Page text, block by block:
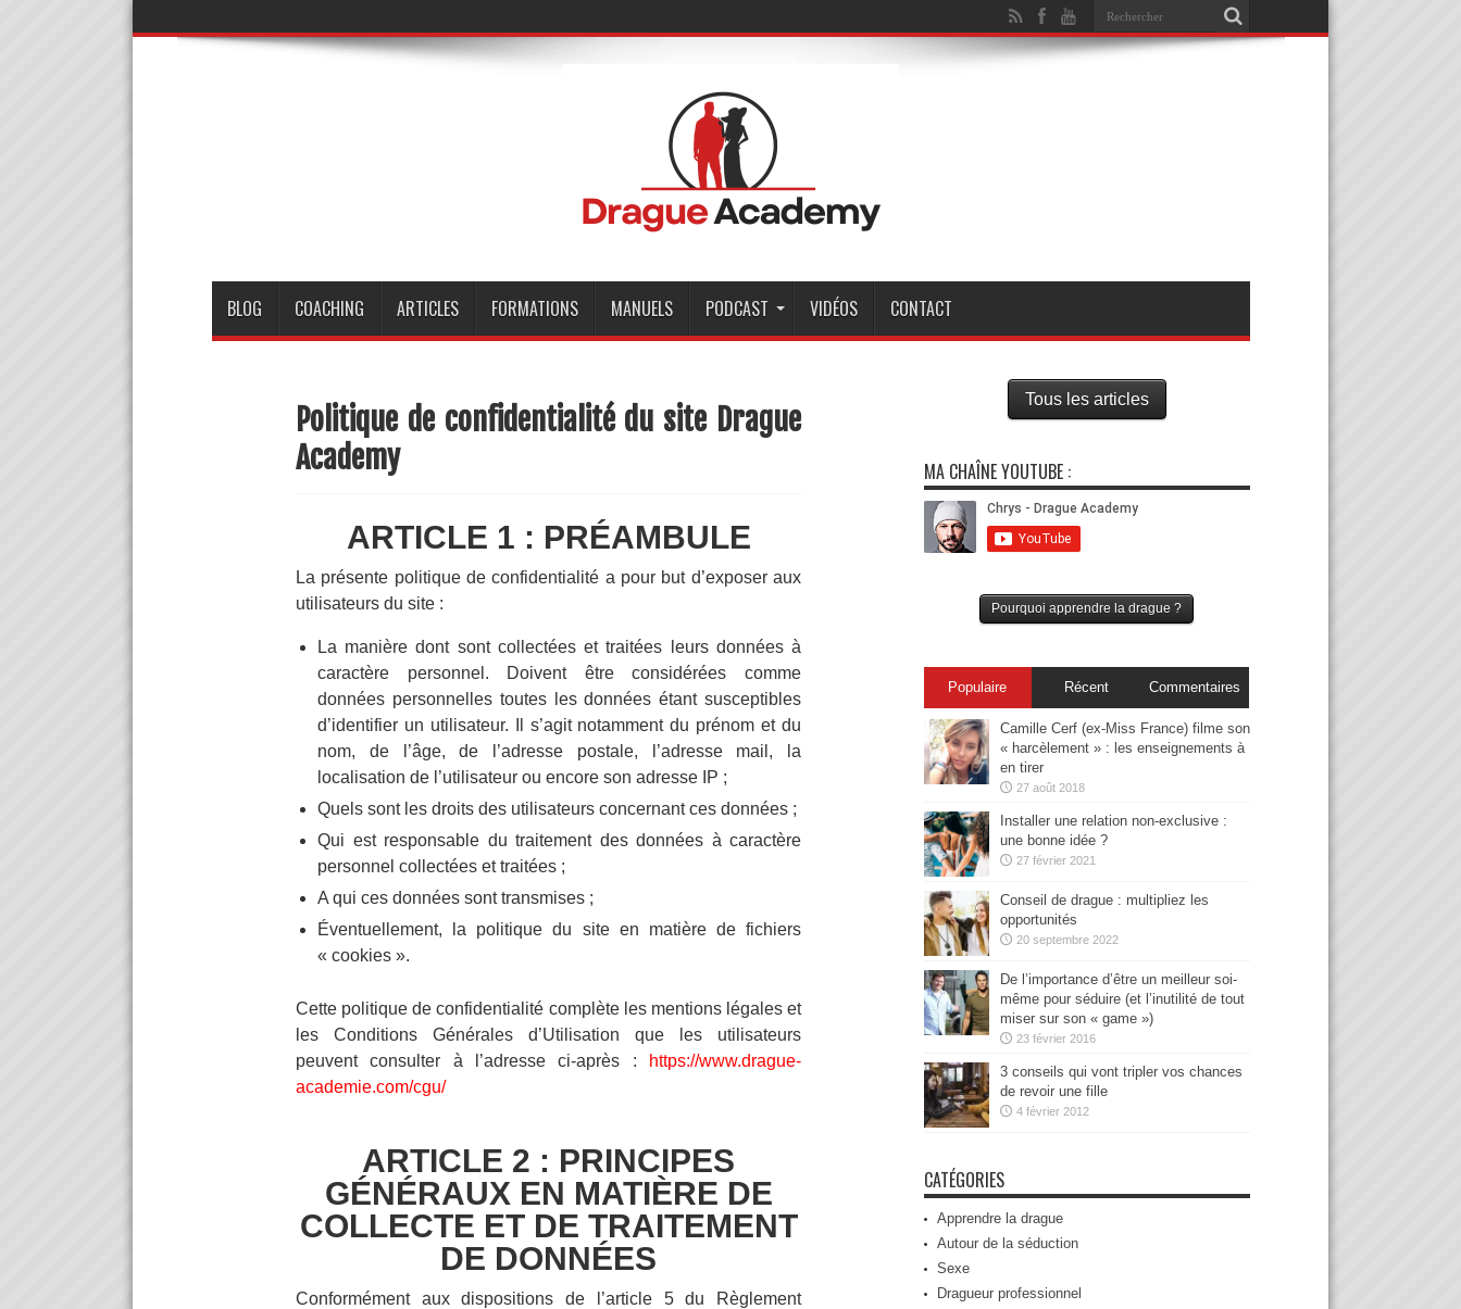
BLOG COACHING ARTICLES FORMATIONS MANUELS PODCAST VIDÉOS CONTACT
Politique de confidentialité du site Drague
Academy
ARTICLE 1 : PRÉAMBULE
La présente politique de confidentialité a pour but d’exposer aux
utilisateurs du site :
La manière dont sont collectées et traitées leurs données à
caractère personnel. Doivent être considérées comme
données personnelles toutes les données étant susceptibles
d’identifier un utilisateur. Il s’agit notamment du prénom et du
nom, de l’âge, de l’adresse postale, l’adresse mail, la
localisation de l’utilisateur ou encore son adresse IP ;
Quels sont les droits des utilisateurs concernant ces données ;
Qui est responsable du traitement des données à caractère
personnel collectées et traitées ;
A qui ces données sont transmises ;
Éventuellement, la politique du site en matière de fichiers
« cookies ».
Cette politique de confidentialité complète les mentions légales et
les Conditions Générales d’Utilisation que les utilisateurs
peuvent consulter à l’adresse ci-après :
https://www.drague-
academie.com/cgu/
ARTICLE 2 : PRINCIPES
GÉNÉRAUX EN MATIÈRE DE
COLLECTE ET DE TRAITEMENT
DE DONNÉES
Conformément aux dispositions de l’article 5 du Règlement
Tous les articles
MA CHAÎNE YOUTUBE :
Pourquoi apprendre la drague ?
Populaire Récent Commentaires
Camille Cerf (ex-Miss France) filme son
« harcèlement » : les enseignements à
en tirer
27 août 2018
Installer une relation non-exclusive :
une bonne idée ?
27 février 2021
Conseil de drague : multipliez les
opportunités
20 septembre 2022
De l’importance d’être un meilleur soi-
même pour séduire (et l’inutilité de tout
miser sur son « game »)
23 février 2016
3 conseils qui vont tripler vos chances
de revoir une fille
4 février 2012
CATÉGORIES
Apprendre la drague
Autour de la séduction
Sexe
Dragueur professionnel